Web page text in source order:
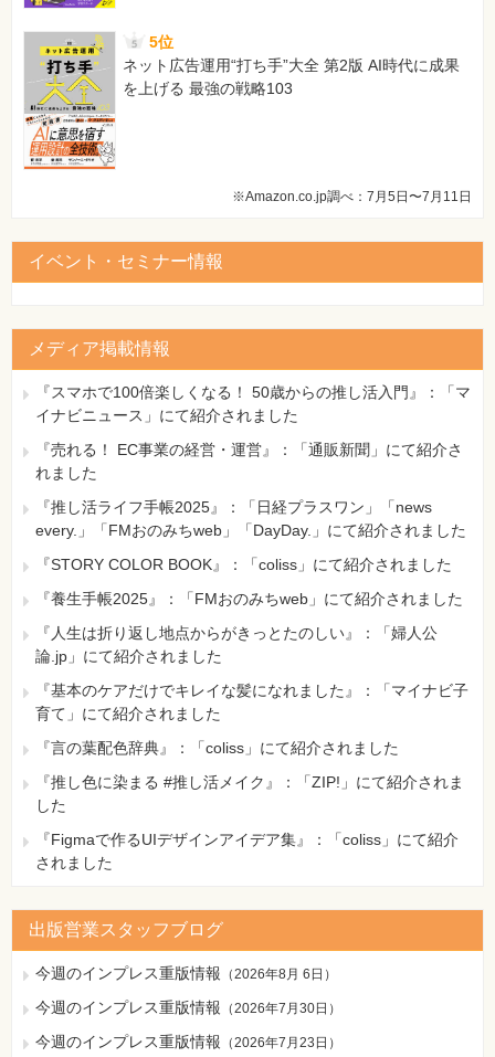
正しくは上記となります。
【 第2刷にて修正 】
5位
ネット広告運用“打ち手”大全 第2版 AI時代に成果
を上げる 最強の戦略103
※Amazon.co.jp調べ：7月5日〜7月11日
イベント・セミナー情報
メディア掲載情報
『スマホで100倍楽しくなる！ 50歳からの推し活入門』：「マ
イナビニュース」にて紹介されました
『売れる！ EC事業の経営・運営』：「通販新聞」にて紹介さ
れました
『推し活ライフ手帳2025』：「日経プラスワン」「news
every.」「FMおのみちweb」「DayDay.」にて紹介されました
『STORY COLOR BOOK』：「coliss」にて紹介されました
『養生手帳2025』：「FMおのみちweb」にて紹介されました
『人生は折り返し地点からがきっとたのしい』：「婦人公
論.jp」にて紹介されました
『基本のケアだけでキレイな髪になれました』：「マイナビ子
育て」にて紹介されました
『言の葉配色辞典』：「coliss」にて紹介されました
『推し色に染まる #推し活メイク』：「ZIP!」にて紹介されま
した
『Figmaで作るUIデザインアイデア集』：「coliss」にて紹介
されました
出版営業スタッフブログ
今週のインプレス重版情報 （2026年8月 6日 ）
今週のインプレス重版情報 （2026年7月30日 ）
今週のインプレス重版情報 （2026年7月23日 ）